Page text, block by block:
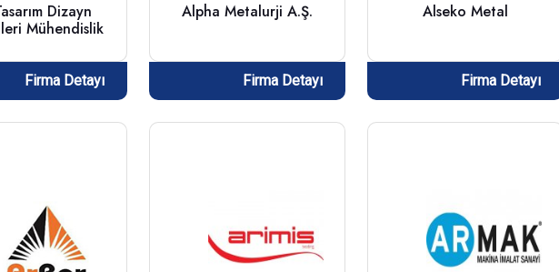
Dizayn
Mühendislik
Firma Detayı
Alpha Metalurji A.Ş.
Firma Detayı
Alseko Metal
Firma Detayı